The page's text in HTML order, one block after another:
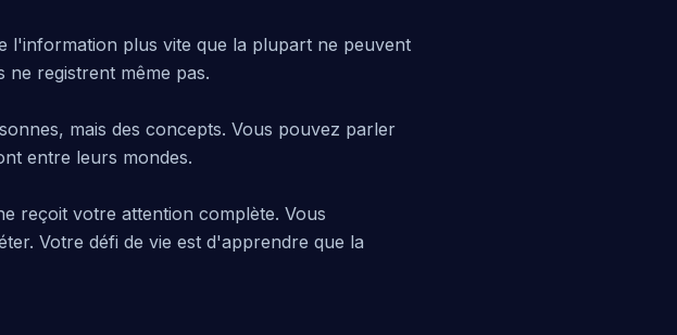
l'information plus vite que la plupart ne peuvent
ne registrent même pas.
mais des concepts. Vous pouvez parler
entre leurs mondes.
reçoit votre attention complète. Vous
Votre défi de vie est d'apprendre que la